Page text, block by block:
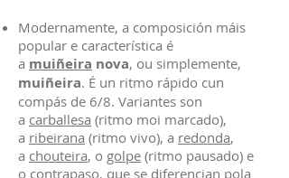
Modernamente, a composición máis
popular e característica é
a muiñeira nova, ou simplemente,
muiñeira. É un ritmo rápido cun
compás de 6/8. Variantes son
a carballesa (ritmo moi marcado),
a ribeirana (ritmo vivo), a redonda,
a chouteira, o golpe (ritmo pausado) e
o contrapaso, que se diferencian pola